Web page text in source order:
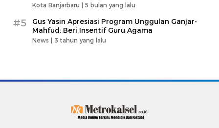
Kota Banjarbaru | 5 bulan yang lalu
#5
Gus Yasin Apresiasi Program Unggulan Ganjar-
Mahfud: Beri Insentif Guru Agama
News | 3 tahun yang lalu